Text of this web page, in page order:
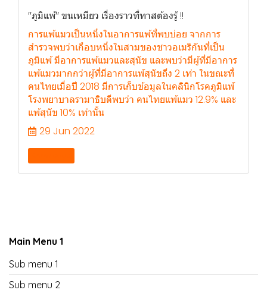
"ภูมิแพ้" ขนเหมียว เรื่องราวที่ทาสต้องรู้ !!
การแพ้แมวเป็นหนึ่งในอาการแพ้ที่พบบ่อย จากการ
สำรวจพบว่าเกือบหนึ่งในสามของชาวอเมริกันที่เป็น
ภูมิแพ้ มีอาการแพ้แมวและสุนัข และพบว่ามีผู้ที่มีอาการ
แพ้แมวมากกว่าผู้ที่มีอาการแพ้สุนัขถึง 2 เท่า ในขณะที่
คนไทยเมื่อปี 2018 มีการเก็บข้อมูลในคลินิกโรคภูมิแพ้
โรงพยาบาลรามาธิบดีพบว่า คนไทยแพ้แมว 12.9% และ
แพ้สุนัข 10% เท่านั้น
29 Jun 2022
Main Menu 1
Sub menu 1
Sub menu 2